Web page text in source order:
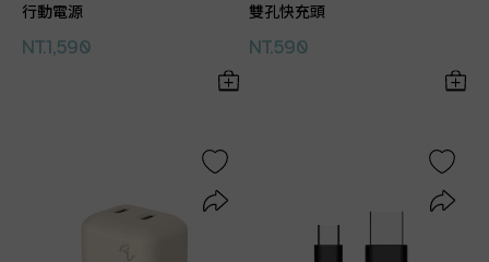
行動電源
NT.1,590
雙孔快充頭
NT.590